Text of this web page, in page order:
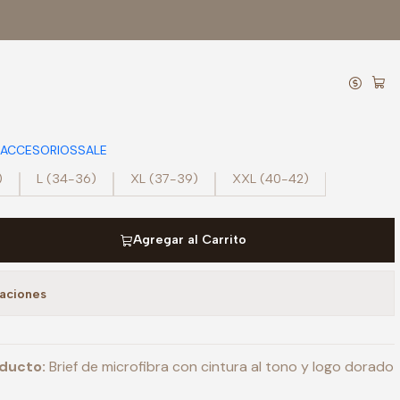
ACCESORIOSSALE
L (34-36) XL (37-39) XXL (40-42)
Agregar al Carrito
Brief de microfibra con cintura al tono y logo dorado